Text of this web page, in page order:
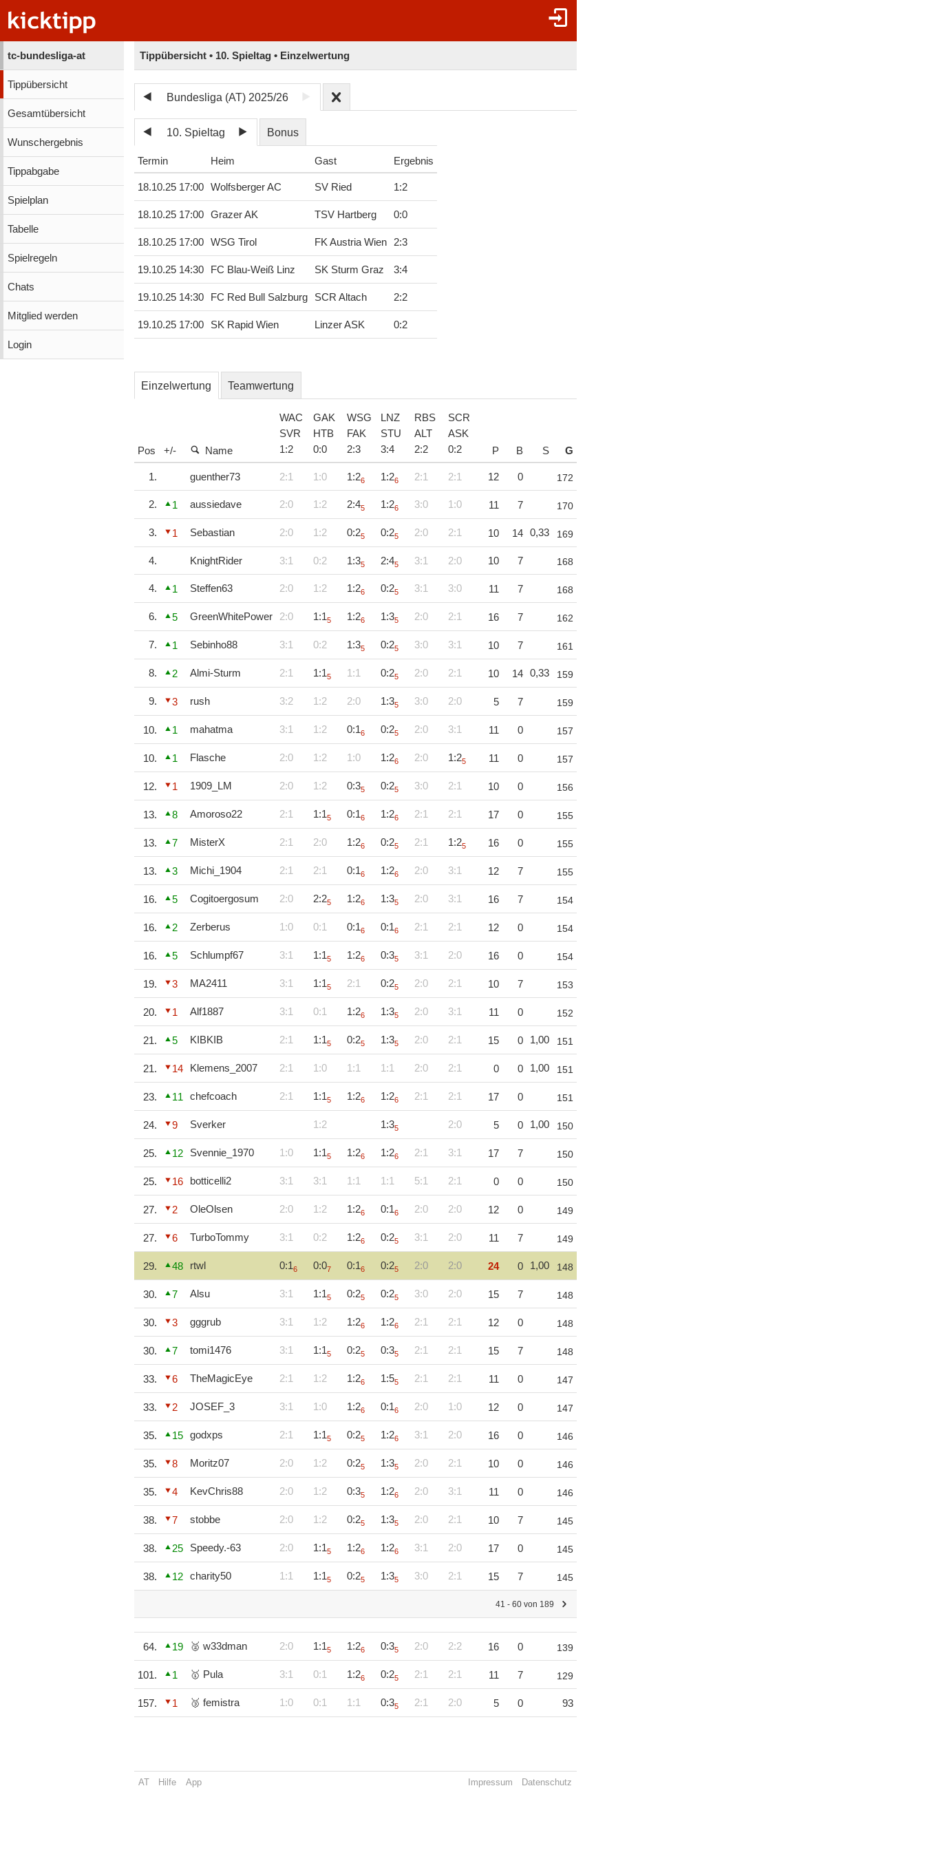
tc-bundesliga-at
Tippübersicht
Gesamtübersicht
Wunschergebnis
Tippabgabe
Spielplan
Tabelle
Spielregeln
Chats
Mitglied werden
Login
Tippübersicht • 10. Spieltag • Einzelwertung
Bundesliga (AT) 2025/26
10. Spieltag Bonus
Termin Heim Gast Ergebnis
18.10.25 17:00 Wolfsberger AC SV Ried 1:2
18.10.25 17:00 Grazer AK TSV Hartberg 0:0
18.10.25 17:00 WSG Tirol FK Austria Wien 2:3
19.10.25 14:30 FC Blau-Weiß Linz SK Sturm Graz 3:4
19.10.25 14:30 FC Red Bull Salzburg SCR Altach 2:2
19.10.25 17:00 SK Rapid Wien Linzer ASK 0:2
Einzelwertung Teamwertung
Pos +/- Name
WAC
SVR
1:2
GAK
HTB
0:0
WSG
FAK
2:3
LNZ
STU
3:4
RBS
ALT
2:2
SCR
ASK
0:2 P B S G
1. guenther73 2:1 1:0 1:26 1:26 2:1 2:1 12 0 172
2. 1 aussiedave 2:0 1:2 2:45 1:26 3:0 1:0 11 7 170
3. 1 Sebastian 2:0 1:2 0:25 0:25 2:0 2:1 10 14 0,33 169
4. KnightRider 3:1 0:2 1:35 2:45 3:1 2:0 10 7 168
4. 1 Steffen63 2:0 1:2 1:26 0:25 3:1 3:0 11 7 168
6. 5 GreenWhitePower 2:0 1:15 1:26 1:35 2:0 2:1 16 7 162
7. 1 Sebinho88 3:1 0:2 1:35 0:25 3:0 3:1 10 7 161
8. 2 Almi-Sturm 2:1 1:15 1:1 0:25 2:0 2:1 10 14 0,33 159
9. 3 rush 3:2 1:2 2:0 1:35 3:0 2:0 5 7 159
10. 1 mahatma 3:1 1:2 0:16 0:25 2:0 3:1 11 0 157
10. 1 Flasche 2:0 1:2 1:0 1:26 2:0 1:25 11 0 157
12. 1 1909_LM 2:0 1:2 0:35 0:25 3:0 2:1 10 0 156
13. 8 Amoroso22 2:1 1:15 0:16 1:26 2:1 2:1 17 0 155
13. 7 MisterX 2:1 2:0 1:26 0:25 2:1 1:25 16 0 155
13. 3 Michi_1904 2:1 2:1 0:16 1:26 2:0 3:1 12 7 155
16. 5 Cogitoergosum 2:0 2:25 1:26 1:35 2:0 3:1 16 7 154
16. 2 Zerberus 1:0 0:1 0:16 0:16 2:1 2:1 12 0 154
16. 5 Schlumpf67 3:1 1:15 1:26 0:35 3:1 2:0 16 0 154
19. 3 MA2411 3:1 1:15 2:1 0:25 2:0 2:1 10 7 153
20. 1 Alf1887 3:1 0:1 1:26 1:35 2:0 3:1 11 0 152
21. 5 KIBKIB 2:1 1:15 0:25 1:35 2:0 2:1 15 0 1,00 151
21. 14 Klemens_2007 2:1 1:0 1:1 1:1 2:0 2:1 0 0 1,00 151
23. 11 chefcoach 2:1 1:15 1:26 1:26 2:1 2:1 17 0 151
24. 9 Sverker 1:2 1:35 2:0 5 0 1,00 150
25. 12 Svennie_1970 1:0 1:15 1:26 1:26 2:1 3:1 17 7 150
25. 16 botticelli2 3:1 3:1 1:1 1:1 5:1 2:1 0 0 150
27. 2 OleOlsen 2:0 1:2 1:26 0:16 2:0 2:0 12 0 149
27. 6 TurboTommy 3:1 0:2 1:26 0:25 3:1 2:0 11 7 149
29. 48 rtwl 0:1 6 0:07 0:1 6 0:25 2:0 2:0 24 0 1,00 148
30. 7 Alsu 3:1 1:15 0:25 0:25 3:0 2:0 15 7 148
30. 3 gggrub 3:1 1:2 1:26 1:26 2:1 2:1 12 0 148
30. 7 tomi1476 3:1 1:15 0:25 0:35 2:1 2:1 15 7 148
33. 6 TheMagicEye 2:1 1:2 1:26 1:55 2:1 2:1 11 0 147
33. 2 JOSEF_3 3:1 1:0 1:26 0:16 2:0 1:0 12 0 147
35. 15 godxps 2:1 1:15 0:25 1:26 3:1 2:0 16 0 146
35. 8 Moritz07 2:0 1:2 0:25 1:35 2:0 2:1 10 0 146
35. 4 KevChris88 2:0 1:2 0:35 1:26 2:0 3:1 11 0 146
38. 7 stobbe 2:0 1:2 0:25 1:35 2:0 2:1 10 7 145
38. 25 Speedy.-63 2:0 1:15 1:26 1:26 3:1 2:0 17 0 145
38. 12 charity50 1:1 1:15 0:25 1:35 3:0 2:1 15 7 145
41 - 60 von 189
64. 19 🥈 w33dman 2:0 1:15 1:26 0:35 2:0 2:2 16 0 139
101. 1 🥇 Pula 3:1 0:1 1:26 0:25 2:1 2:1 11 7 129
157. 1 🥉 femistra 1:0 0:1 1:1 0:35 2:1 2:0 5 0 93
AT Hilfe App Impressum Datenschutz